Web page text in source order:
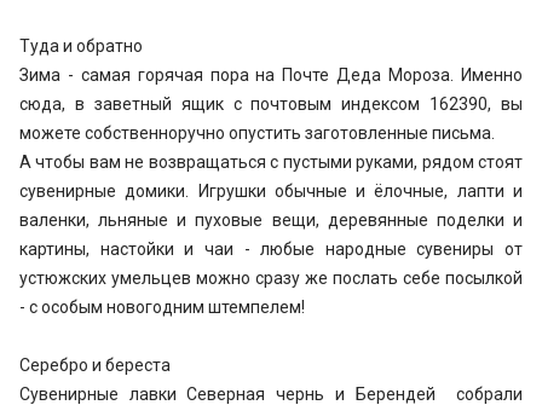
Туда и обратно
Зима - самая горячая пора на Почте Деда Мороза. Именно
сюда, в заветный ящик с почтовым индексом 162390, вы
можете собственноручно опустить заготовленные письма.
А чтобы вам не возвращаться с пустыми руками, рядом стоят
сувенирные домики. Игрушки обычные и ёлочные, лапти и
валенки, льняные и пуховые вещи, деревянные поделки и
картины, настойки и чаи - любые народные сувениры от
устюжских умельцев можно сразу же послать себе посылкой
- с особым новогодним штемпелем!
Серебро и береста
Сувенирные лавки Северная чернь и Берендей собрали